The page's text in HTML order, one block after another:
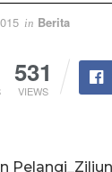
in Berita
531
VIEWS